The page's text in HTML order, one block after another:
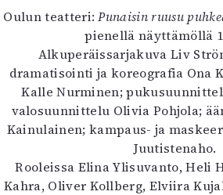
Oulu2026
Näyttelyt
Musiikki
Levyt
Kuvataide
Kirjat
In English
Esitystaide
Arkisto
Oulun teatteri:Punaisin ruusu
pienellä näyttämöllä
Alkuperäissarjakuva Liv
dramatisointi ja koreografia Ona
Kalle Nurminen;
valosuunnittelu Olivia Pohjola;
Kainulainen; kampaus- ja
Juutistenaho.
Rooleissa Elina Ylisuvanto, Heli
Kahra, Oliver Kollberg, Elviira